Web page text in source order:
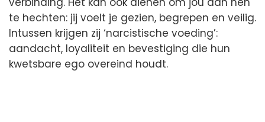
te hechten: jij voelt je gezien, begrepen en veilig.
Intussen krijgen zij ‘narcistische voeding’:
aandacht, loyaliteit en bevestiging die hun
kwetsbare ego overeind houdt.